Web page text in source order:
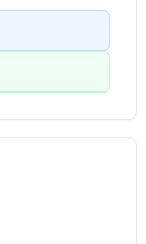
プランと有料